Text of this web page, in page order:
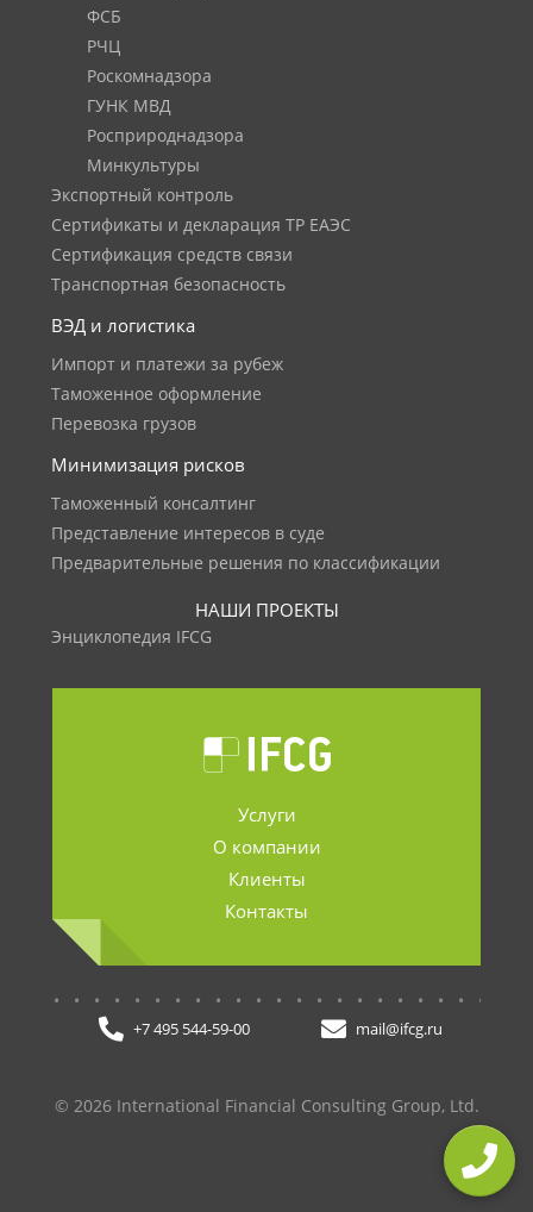
ФСБ
РЧЦ
Роскомнадзора
ГУНК МВД
Росприроднадзора
Минкультуры
Экспортный контроль
Сертификаты и декларация ТР ЕАЭС
Сертификация средств связи
Транспортная безопасность
ВЭД и логистика
Импорт и платежи за рубеж
Таможенное оформление
Перевозка грузов
Минимизация рисков
Таможенный консалтинг
Представление интересов в суде
Предварительные решения по классификации
НАШИ ПРОЕКТЫ
Энциклопедия IFCG
Услуги
О компании
Клиенты
Контакты
+7 495 544-59-00 mail@ifcg.ru
© 2026 International Financial Consulting Group, Ltd.